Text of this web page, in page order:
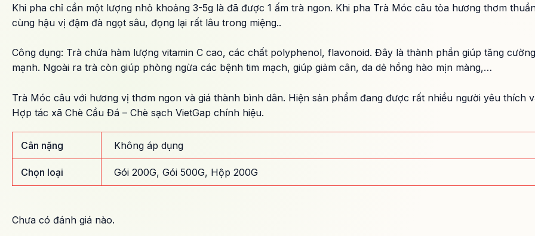
Khi pha chỉ cần một lượng nhỏ khoảng 3-5g là đã được 1 ấm trà ngon. Khi pha Trà Móc câu tỏa hương thơm
cùng hậu vị đậm đà ngọt sâu, đọng lại rất lâu trong miệng..
Công dụng: Trà chứa hàm lượng vitamin C cao, các chất polyphenol, flavonoid. Đây là thành phần giúp tăng
mạnh. Ngoài ra trà còn giúp phòng ngừa các bệnh tim mạch, giúp giảm cân, da dẻ hồng hào mịn màng,…
Trà Móc câu với hương vị thơm ngon và giá thành bình dân. Hiện sản phẩm đang được rất nhiều người yêu thích
Hợp tác xã Chè Cầu Đá – Chè sạch VietGap chính hiệu.
Cân nặng Không áp dụng
Chọn loại Gói 200G,Gói 500G, Hộp 200G
Chưa có đánh giá nào.